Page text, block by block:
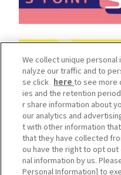
Cookieポリシー
プライバシーポリシー
カスタマーハラスメン
We collect unique
nalyze our traffic and to
se click hereto see more
ies and the retention
r share information about
our analytics and
t with other information
that they have collected
ou have the right to opt
nal information by us.
Personal Information] to